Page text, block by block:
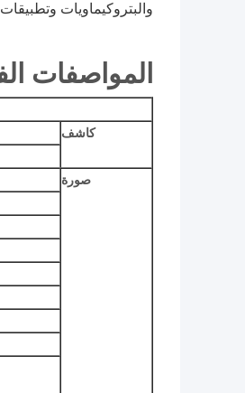
والبتروكيماويات وتطبيقات
المواصفات
كاشف
صورة